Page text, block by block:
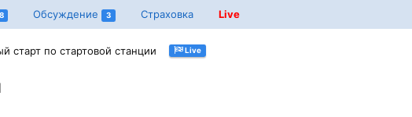
Обсуждение 3 Страховка Live
старт по стартовой станции Live